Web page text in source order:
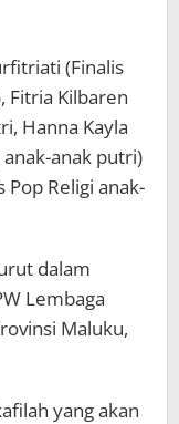
(Finalis
Fitria Kilbaren
Hanna Kayla
anak-anak putri)
Pop Religi anak-
dalam
Lembaga
Maluku,
yang akan